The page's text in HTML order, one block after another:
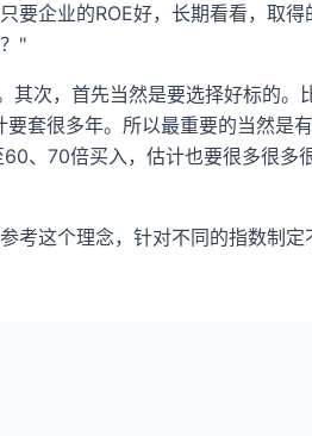
企业的ROE好，长期看看，取
"
次，首先当然是要选择好标的。
套很多年。所以最重要的当然是
、70倍买入，估计也要很多很多
考这个理念，针对不同的指数制